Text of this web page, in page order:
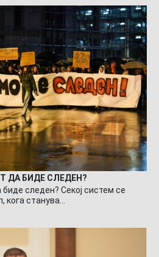
ДА БИДЕ СЛЕДЕН?
следен? Секој систем се
станува…